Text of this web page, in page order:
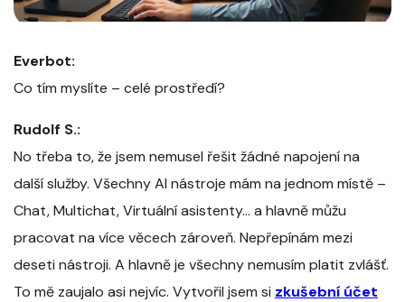
Everbot:
Co tím myslíte – celé prostředí?
Rudolf S.:
No třeba to, že jsem nemusel řešit žádné napojení na
další služby. Všechny AI nástroje mám na jednom místě –
Chat, Multichat, Virtuální asistenty... a hlavně můžu
pracovat na více věcech zároveň. Nepřepínám mezi
deseti nástroji. A hlavně je všechny nemusím platit zvlášť.
To mě zaujalo asi nejvíc. Vytvořil jsem si zkušební účet